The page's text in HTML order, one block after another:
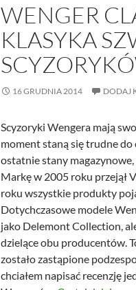
WENGER
KLASYKA
16 GRUDNIA 2014 DODAJ
Scyzoryki Wengera mają
moment staną się trudne do
ostatnie stany
Markę w 2005 roku przejął
roku wszystkie produkty
Dotychczasowe modele
jako Delemont Collection,
dzielące obu producentów.
zostało zastąpione
chciałem napisać recenzję